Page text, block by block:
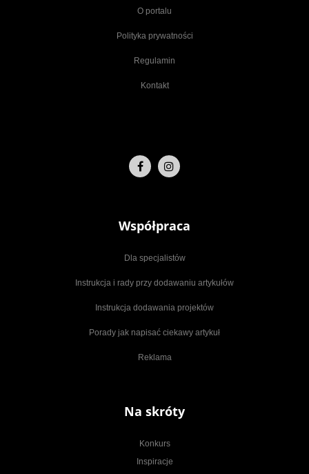
O portalu
Polityka prywatności
Regulamin
Kontakt
Współpraca
Dla specjalistów
Instrukcja i rady przy dodawaniu artykułów
Instrukcja dodawania projektów
Porady jak napisać ciekawy artykuł
Reklama
Na skróty
Konkurs
Inspiracje